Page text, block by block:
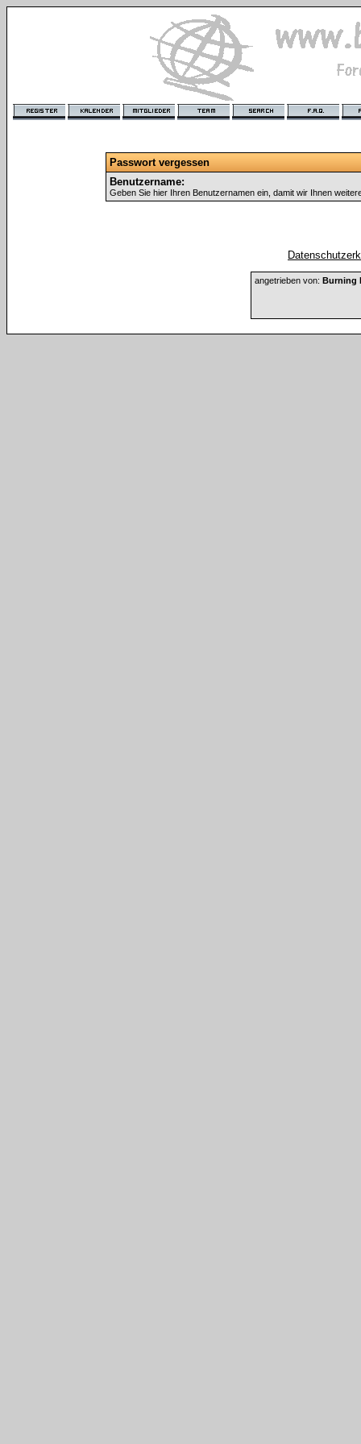
Passwort vergessen
Benutzername:
Geben Sie hier Ihren Benutzernamen ein, damit wir Ihnen
angetrieben von: Burning